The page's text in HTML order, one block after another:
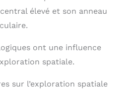
élevé et son anneau
ont une influence
spatiale.
sur l’exploration spatiale